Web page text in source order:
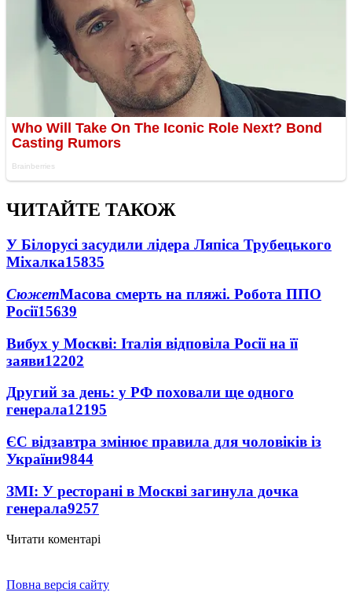
ЧИТАЙТЕ ТАКОЖ
У Білорусі засудили лідера Ляпіса Трубецького
Міхалка15835
СюжетМасова смерть на пляжі. Робота ППО
Росії15639
Вибух у Москві: Італія відповіла Росії на її
заяви12202
Другий за день: у РФ поховали ще одного
генерала12195
ЄС відзавтра змінює правила для чоловіків із
України9844
ЗМІ: У ресторані в Москві загинула дочка
генерала9257
Читати коментарі
Повна версія сайту